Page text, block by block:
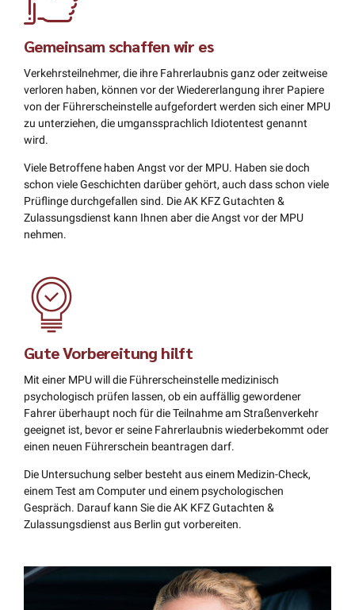
Gemeinsam schaffen wir es
Verkehrsteilnehmer, die ihre Fahrerlaubnis ganz oder zeitweise
verloren haben, können vor der Wiedererlangung ihrer Papiere
von der Führerscheinstelle aufgefordert werden sich einer MPU
zu unterziehen, die umganssprachlich Idiotentest genannt
wird.
Viele Betroffene haben Angst vor der MPU. Haben sie doch
schon viele Geschichten darüber gehört, auch dass schon viele
Prüflinge durchgefallen sind. Die AK KFZ Gutachten &
Zulassungsdienst kann Ihnen aber die Angst vor der MPU
nehmen.
Gute Vorbereitung hilft
Mit einer MPU will die Führerscheinstelle medizinisch
psychologisch prüfen lassen, ob ein auffällig gewordener
Fahrer überhaupt noch für die Teilnahme am Straßenverkehr
geeignet ist, bevor er seine Fahrerlaubnis wiederbekommt oder
einen neuen Führerschein beantragen darf.
Die Untersuchung selber besteht aus einem Medizin-Check,
einem Test am Computer und einem psychologischen
Gespräch. Darauf kann Sie die AK KFZ Gutachten &
Zulassungsdienst aus Berlin gut vorbereiten.